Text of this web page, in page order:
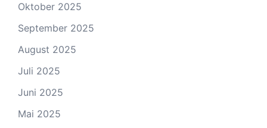
Oktober 2025
September 2025
August 2025
Juli 2025
Juni 2025
Mai 2025